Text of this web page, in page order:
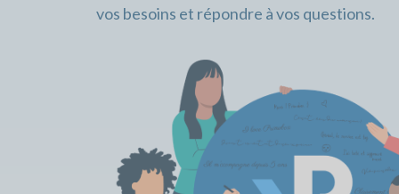
vos besoins et répondre à vos questions.